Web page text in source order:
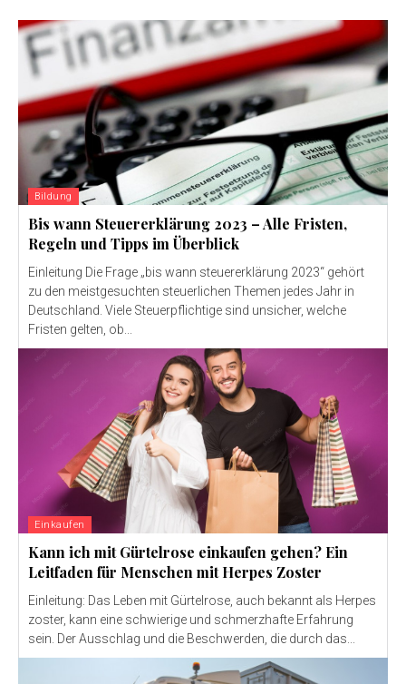
Bildung
Bis wann Steuererklärung 2023 – Alle Fristen,
Regeln und Tipps im Überblick
Einleitung Die Frage „bis wann steuererklärung 2023“ gehört
zu den meistgesuchten steuerlichen Themen jedes Jahr in
Deutschland. Viele Steuerpflichtige sind unsicher, welche
Fristen gelten, ob...
Einkaufen
Kann ich mit Gürtelrose einkaufen gehen? Ein
Leitfaden für Menschen mit Herpes Zoster
Einleitung: Das Leben mit Gürtelrose, auch bekannt als Herpes
zoster, kann eine schwierige und schmerzhafte Erfahrung
sein. Der Ausschlag und die Beschwerden, die durch das...